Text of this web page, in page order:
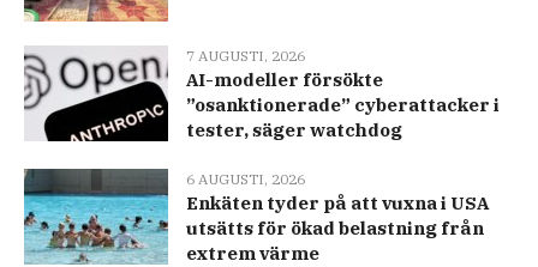
7 AUGUSTI, 2026
AI-modeller försökte
”osanktionerade” cyberattacker i
tester, säger watchdog
6 AUGUSTI, 2026
Enkäten tyder på att vuxna i USA
utsätts för ökad belastning från
extrem värme